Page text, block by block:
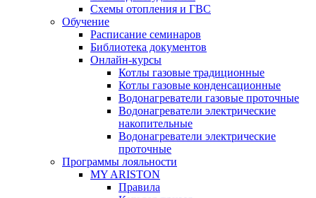
Схемы отопления и ГВС
Обучение
Расписание семинаров
Библиотека документов
Онлайн-курсы
Котлы газовые традиционные
Котлы газовые конденсационные
Водонагреватели газовые проточные
Водонагреватели электрические
накопительные
Водонагреватели электрические
проточные
Программы лояльности
MY ARISTON
Правила